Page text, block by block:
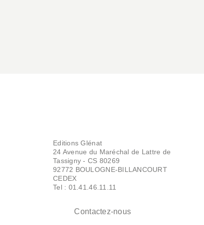
Gaspard de la Meije
Editions Glénat
24 Avenue du Maréchal de Lattre de
Tassigny - CS 80269
92772 BOULOGNE-BILLANCOURT
CEDEX
Tel : 01.41.46.11.11
Contactez-nous